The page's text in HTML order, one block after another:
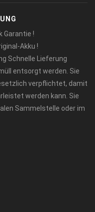
Garantie !
Akku !
Schnelle Lieferung
entsorgt werden. Sie
verpflichtet, damit
werden kann. Sie
Sammelstelle oder im